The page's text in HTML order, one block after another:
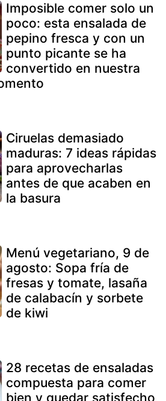
Imposible comer solo un
poco: esta ensalada de
pepino fresca y con un
punto picante se ha
convertido en nuestra
Ciruelas demasiado
maduras: 7 ideas rápidas
para aprovecharlas
antes de que acaben en
la basura
Menú vegetariano, 9 de
agosto: Sopa fría de
fresas y tomate, lasaña
de calabacín y sorbete
de kiwi
28 recetas de ensaladas
compuesta para comer
bien y quedar satisfecho